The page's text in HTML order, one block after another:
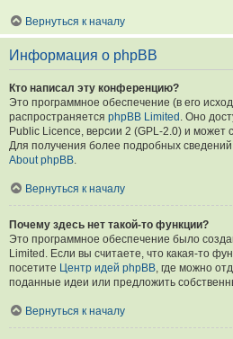
Вернуться к началу
Информация о phpBB
Кто написал эту конференцию?
Это программное обеспечение (в его
распространяется phpBB Limited . Оно
Public Licence, версии 2 (GPL-2.0) и может
Для получения более подробных
About phpBB.
Вернуться к началу
Почему здесь нет такой-то функции?
Это программное обеспечение было
Limited. Если вы считаете, что какая-то
посетите Центр идей phpBB, где можно
поданные идеи или предложить
Вернуться к началу